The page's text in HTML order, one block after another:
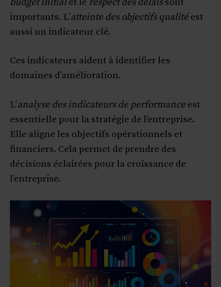
importants. L’atteinte des objectifs qualitéest
aussi un indicateur clé.
Ces indicateurs aident à identifier les
domaines d’amélioration.
L’analyse des indicateurs de performance est
essentielle pour la stratégie de l’entreprise.
Elle aligne les objectifs opérationnels et
financiers. Cela permet de prendre des
décisions éclairées pour la croissance de
l’entreprise.